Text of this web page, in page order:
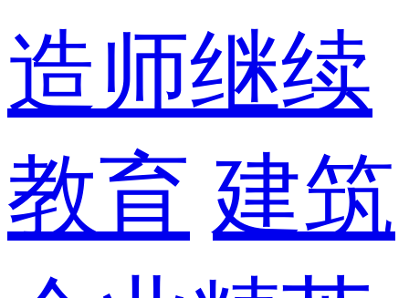
造师继续
教育 建筑